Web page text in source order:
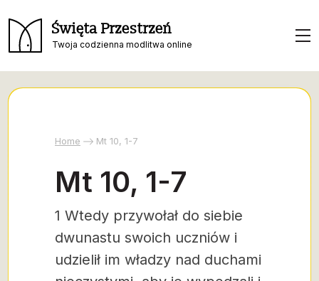
Święta Przestrzeń
Twoja codzienna modlitwa online
Home Mt 10, 1-7
Mt 10, 1-7
1 Wtedy przywołał do siebie
dwunastu swoich uczniów i
udzielił im władzy nad duchami